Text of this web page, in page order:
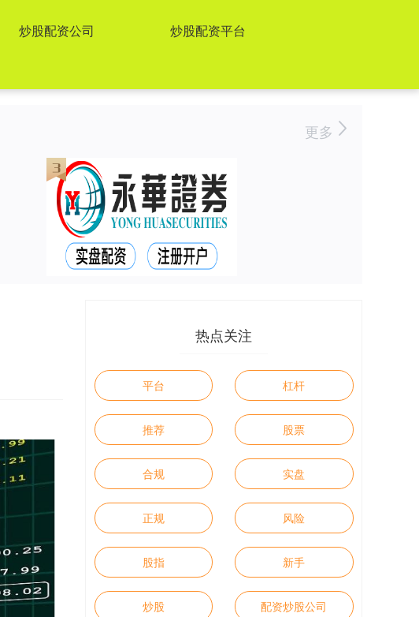
炒股配资公司 炒股配资平台
更多
热点关注
平台 杠杆
推荐 股票
合规 实盘
正规 风险
股指 新手
炒股 配资炒股公司